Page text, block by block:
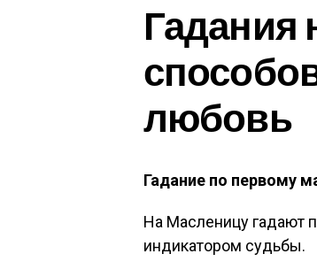
Гадания
любовь
Гадание по первому
На Масленицу гадают
индикатором судьбы.